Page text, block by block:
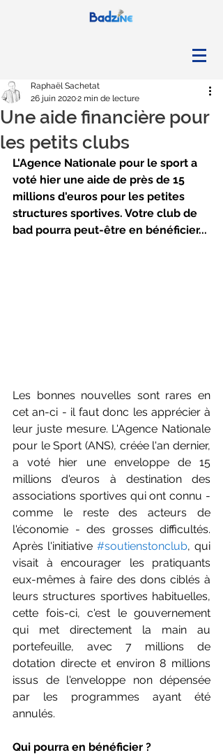
Une aide financière pour
les petits clubs
Raphaël Sachetat
26 juin 20202 min de lecture
L'Agence Nationale pour le sport a
voté hier une aide de près de 15
millions d'euros pour les petites
structures sportives. Votre club de
bad pourra peut-être en bénéficier...
Les bonnes nouvelles sont rares en
cet an-ci - il faut donc les apprécier à
leur juste mesure. L'Agence Nationale
pour le Sport (ANS), créée l'an dernier,
a voté hier une enveloppe de 15
millions d'euros à destination des
associations sportives qui ont connu -
comme le reste des acteurs de
l'économie - des grosses difficultés.
Après l'initiative #soutienstonclub, qui
visait à encourager les pratiquants
eux-mêmes à faire des dons ciblés à
leurs structures sportives habituelles,
cette fois-ci, c'est le gouvernement
qui met directement la main au
portefeuille, avec 7 millions de
dotation directe et environ 8 millions
issus de l'enveloppe non dépensée
par les programmes ayant été
annulés.
Qui pourra en bénéficier ?